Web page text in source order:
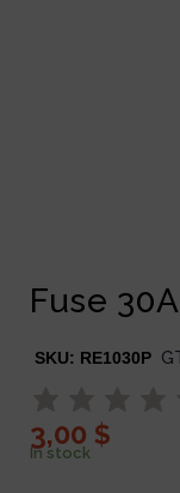
Fuse 30A
SKU: RE1030P
3,00 $
In stock